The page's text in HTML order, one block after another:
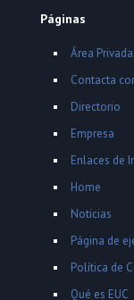
Páginas
Área Privada
Contacta
Directorio
Empresa
Enlaces de
Home
Noticias
Página de
Política de
Qué es EUC